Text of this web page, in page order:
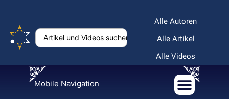
Alle Autoren
Alle Artikel
Alle Videos
Mobile Navigation